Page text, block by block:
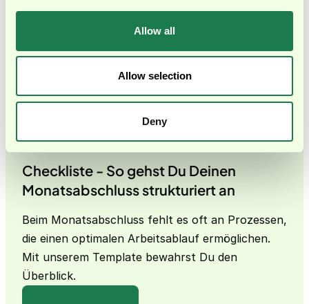
Allow all
Allow selection
Deny
fehlen, steigt das Risiko für manuelle Fehler,
unvollständige Buchungen und fehlende Transparenz.
KOSTENLOSER DOWNLOAD
Checkliste - So gehst Du Deinen
Monatsabschluss strukturiert an
Beim Monatsabschluss fehlt es oft an Prozessen,
die einen optimalen Arbeitsablauf ermöglichen.
Mit unserem Template bewahrst Du den
Überblick.